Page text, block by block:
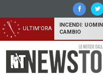
ULTIM'ORA
INCENDI:
CAMBIO